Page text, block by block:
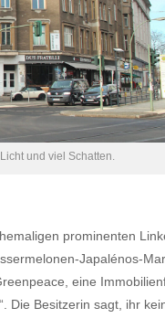
und viel Schatten.
prominenten
Japalénos-
eine
Die Besitzerin sagt, ihr